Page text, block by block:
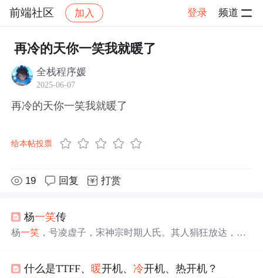
前端社区 加入 登录 频道
社区 前端社区 感慨 帖子详情
再冷的天你一笑我就暖了
全栈程序媛
2025-06-07
再冷的天你一笑我就暖了
给本帖投票
19 回复 打赏
杨一笑传
杨一笑 ，号凌虚子，宋神宗时期人氏。其人狷狂放达，行
之卒。
什么是TTFF、 暖开机、冷开机、热开机？